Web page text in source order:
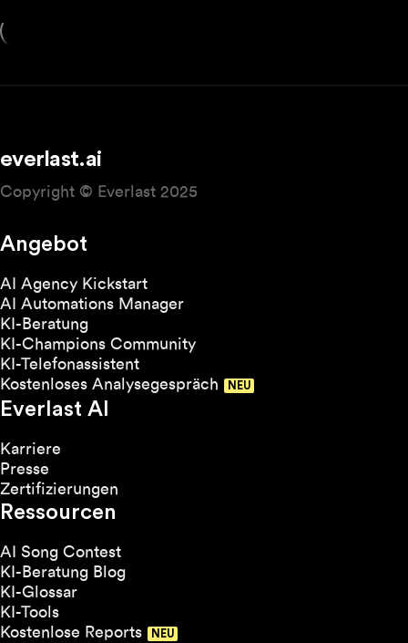
everlast.ai
Copyright © Everlast 2025
Angebot
AI Agency Kickstart
AI Automations Manager
KI-Beratung
KI-Champions Community
KI-Telefonassistent
Kostenloses Analysegespräch
Everlast AI
Karriere
Presse
Zertifizierungen
Ressourcen
AI Song Contest
KI-Beratung Blog
KI-Glossar
KI-Tools
Kostenlose Reports